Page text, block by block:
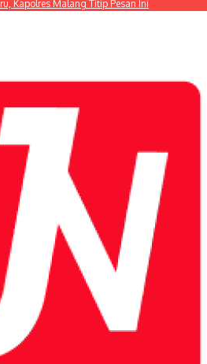
Kapolres Malang Titip Pesan Ini